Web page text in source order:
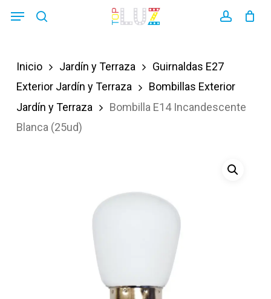
content
Menu
Inicio Jardín y Terraza
Guirnaldas E27
Exterior Jardín y Terraza
Bombillas Exterior
Jardín y Terraza
Bombilla E14 Incandescente
Blanca (25ud)